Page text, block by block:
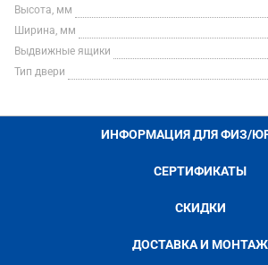
Высота, мм
Ширина, мм
Выдвижные ящики
Тип двери
ИНФОРМАЦИЯ ДЛЯ ФИЗ/
СЕРТИФИКАТЫ
СКИДКИ
ДОСТАВКА И МОНТАЖ